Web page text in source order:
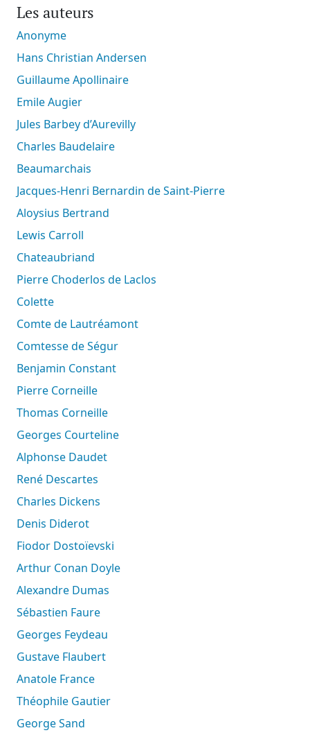
Les auteurs
Anonyme
Hans Christian Andersen
Guillaume Apollinaire
Emile Augier
Jules Barbey d’Aurevilly
Charles Baudelaire
Beaumarchais
Jacques-Henri Bernardin de Saint-Pierre
Aloysius Bertrand
Lewis Carroll
Chateaubriand
Pierre Choderlos de Laclos
Colette
Comte de Lautréamont
Comtesse de Ségur
Benjamin Constant
Pierre Corneille
Thomas Corneille
Georges Courteline
Alphonse Daudet
René Descartes
Charles Dickens
Denis Diderot
Fiodor Dostoïevski
Arthur Conan Doyle
Alexandre Dumas
Sébastien Faure
Georges Feydeau
Gustave Flaubert
Anatole France
Théophile Gautier
George Sand